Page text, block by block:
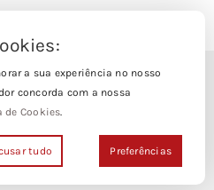
1988- 2026
Ensino Superior
by
a sua experiência no nosso
concorda com a nossa
de Cookies.
tudo Preferências